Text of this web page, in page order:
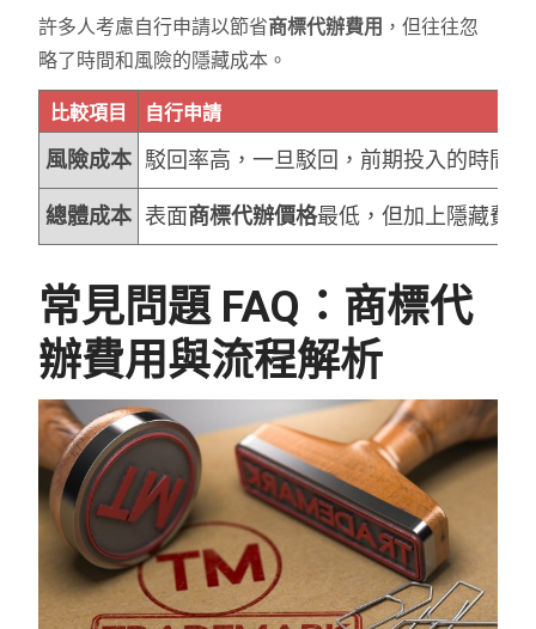
許多人考慮自行申請以節省商標代辦費用 ，但往往忽
略了時間和風險的隱藏成本。
比較項目 自行申請
風險成本 駁回率高，一旦駁回，前期投入的時間
總體成本 表面商標代辦價格最低，但加上隱藏費
常見問題 FAQ：商標代
辦費用與流程解析